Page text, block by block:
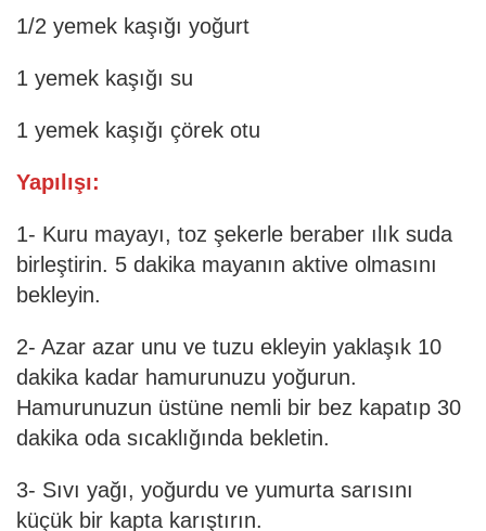
1/2 yemek kaşığı yoğurt
1 yemek kaşığı su
1 yemek kaşığı çörek otu
Yapılışı:
1- Kuru mayayı, toz şekerle beraber ılık suda
birleştirin. 5 dakika mayanın aktive olmasını
bekleyin.
2- Azar azar unu ve tuzu ekleyin yaklaşık 10
dakika kadar hamurunuzu yoğurun.
Hamurunuzun üstüne nemli bir bez kapatıp 30
dakika oda sıcaklığında bekletin.
3- Sıvı yağı, yoğurdu ve yumurta sarısını
küçük bir kapta karıştırın.